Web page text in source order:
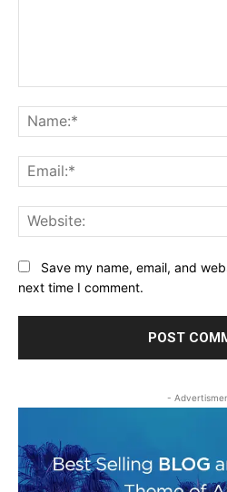
Save my name, email, and
next time I comment.
-